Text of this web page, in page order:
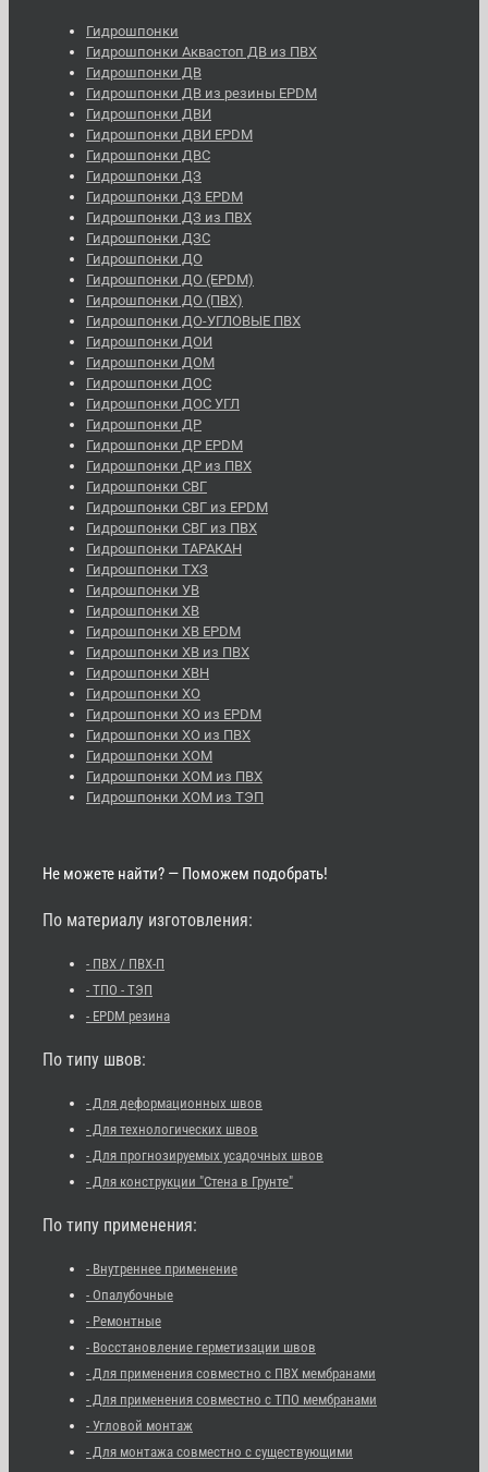
Гидрошпонки
Гидрошпонки Аквастоп ДВ из ПВХ
Гидрошпонки ДВ
Гидрошпонки ДВ из резины EPDM
Гидрошпонки ДВИ
Гидрошпонки ДВИ EPDM
Гидрошпонки ДВС
Гидрошпонки ДЗ
Гидрошпонки ДЗ EPDM
Гидрошпонки ДЗ из ПВХ
Гидрошпонки ДЗС
Гидрошпонки ДО
Гидрошпонки ДО (EPDM)
Гидрошпонки ДО (ПВХ)
Гидрошпонки ДО-УГЛОВЫЕ ПВХ
Гидрошпонки ДОИ
Гидрошпонки ДОМ
Гидрошпонки ДОС
Гидрошпонки ДОС УГЛ
Гидрошпонки ДР
Гидрошпонки ДР EPDM
Гидрошпонки ДР из ПВХ
Гидрошпонки СВГ
Гидрошпонки СВГ из EPDM
Гидрошпонки СВГ из ПВХ
Гидрошпонки ТАРАКАН
Гидрошпонки ТХЗ
Гидрошпонки УВ
Гидрошпонки ХВ
Гидрошпонки ХВ EPDM
Гидрошпонки ХВ из ПВХ
Гидрошпонки ХВН
Гидрошпонки ХО
Гидрошпонки ХО из EPDM
Гидрошпонки ХО из ПВХ
Гидрошпонки ХОМ
Гидрошпонки ХОМ из ПВХ
Гидрошпонки ХОМ из ТЭП
Не можете найти? — Поможем подобрать!
По материалу изготовления:
- ПВХ / ПВХ-П
- ТПО - ТЭП
- EPDM резина
По типу швов:
- Для деформационных швов
- Для технологических швов
- Для прогнозируемых усадочных швов
- Для конструкции "Стена в Грунте"
По типу применения:
- Внутреннее применение
- Опалубочные
- Ремонтные
- Восстановление герметизации швов
- Для применения совместно с ПВХ мембранами
- Для применения совместно с ТПО мембранами
- Угловой монтаж
- Для монтажа совместно с существующими